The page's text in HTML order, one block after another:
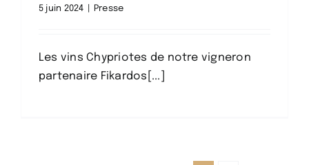
5 juin 2024 Presse
Les vins Chypriotes de notre vigneron
partenaire Fikardos[...]